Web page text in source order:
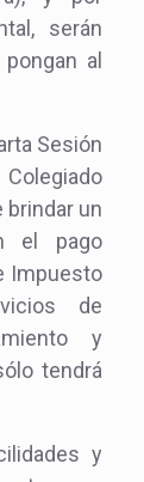
serán
al
Sesión
brindar un
el pago
Impuesto
de
y
tendrá
y